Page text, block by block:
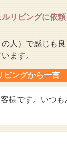
リビングに依
人）で感じも
ます。
ビングから一言
様です。いつも